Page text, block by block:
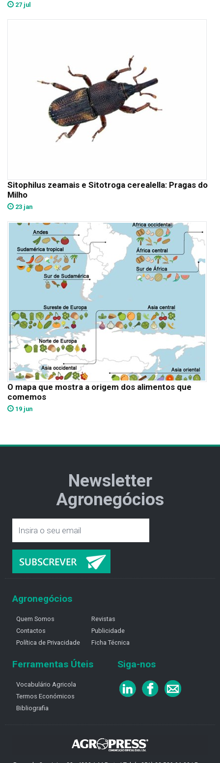
27 jul
Sitophilus zeamais e Sitotroga cerealella: Pragas do
Milho
23 jan
O mapa que mostra a origem dos alimentos que
comemos
19 jun
Newsletter
Agronegócios
Agronegócios
Quem Somos
Contactos
Política de Privacidade
Revistas
Publicidade
Ficha Técnica
Ferramentas Úteis
Vocabulário Agricola
Termos Económicos
Bibliografia
Siga-nos